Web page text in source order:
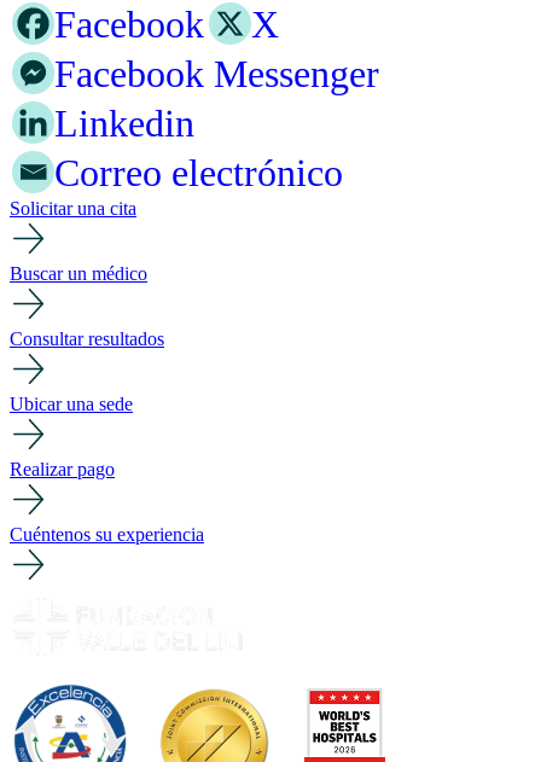
Facebook
X
Facebook Messenger
Linkedin
Correo electrónico
Solicitar una cita
Buscar un médico
Consultar resultados
Ubicar una sede
Realizar pago
Cuéntenos su experiencia